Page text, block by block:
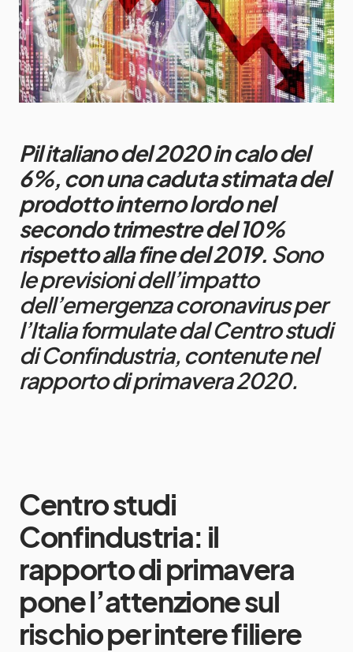
Pil italiano del 2020 in calo del
6%, con una caduta stimata del
prodotto interno lordo nel
secondo trimestre del 10%
rispetto alla fine del 2019. Sono
le previsioni dell’impatto
dell’emergenza coronavirus per
l’Italia formulate dal Centro studi
di Confindustria, contenute nel
rapporto di primavera 2020.
Centro studi
Confindustria: il
rapporto di primavera
pone l’attenzione sul
rischio per intere filiere